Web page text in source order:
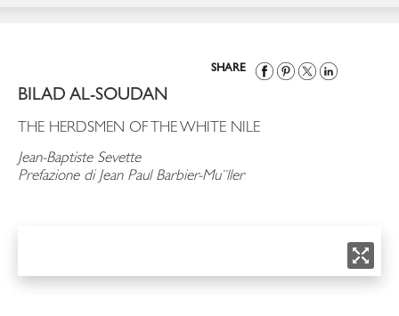
SHARE
BILAD AL-SOUDAN
THE HERDSMEN OF THE WHITE NILE
Jean-Baptiste Sevette
Prefazione di Jean Paul Barbier-Mu¨ller